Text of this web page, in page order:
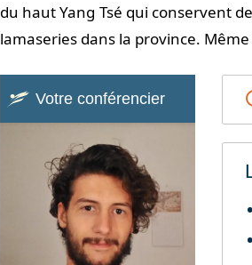
du haut Yang Tsé qui conservent
lamaseries dans la province. Même
Votre conférencier